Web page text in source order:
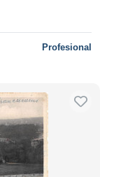
Profesional